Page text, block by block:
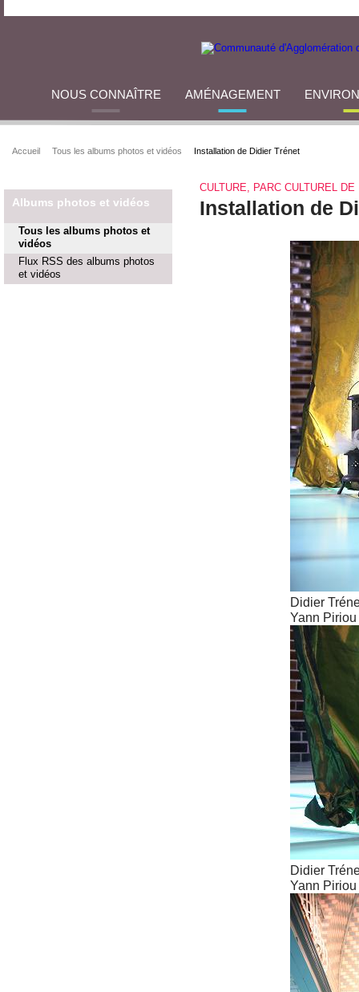
NOUS CONNAÎTRE AMÉNAGEMENT
Accueil Tous les albums photos et vidéos Installation de Didier Trénet
Albums photos et vidéos
Tous les albums photos et
vidéos
Flux RSS des albums photos
et vidéos
CULTURE, PARC CULTUREL
Installation de
Didier
Yann Piriou
Didier
Yann Piriou